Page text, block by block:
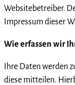
Websitebetreiber.
Impressum dieser
Wie erfassen wir
Ihre Daten werden
diese mitteilen.